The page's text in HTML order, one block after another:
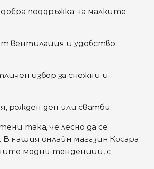
поддръжка на малките
вентилация и удобство.
избор за снежни и
рожден ден или сватби.
така, че лесно да се
нашия онлайн магазин Косара
модни тенденции, с